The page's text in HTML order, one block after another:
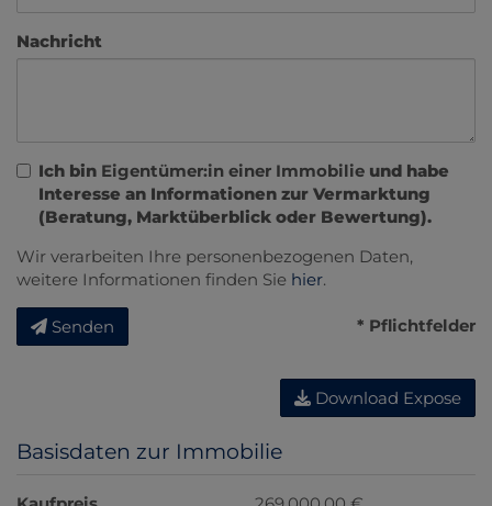
Nachricht
Ich bin Eigentümer:in einer Immobilie und habe
Interesse an Informationen zur Vermarktung
(Beratung, Marktüberblick oder Bewertung).
Wir verarbeiten Ihre personenbezogenen Daten,
weitere Informationen finden Sie hier.
Senden * Pflichtfelder
Download Expose
Basisdaten zur Immobilie